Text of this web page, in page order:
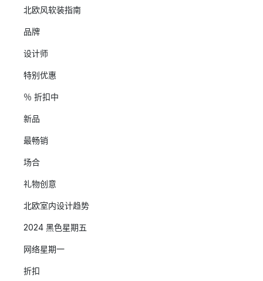
北欧风软装指南
品牌
设计师
特别优惠
％ 折扣中
新品
最畅销
场合
礼物创意
北欧室内设计趋势
2024 黑色星期五
网络星期一
折扣